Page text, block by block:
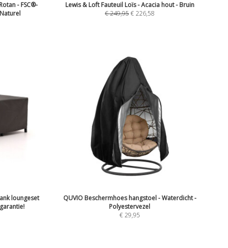
- FSC®-
Lewis & Loft Fauteuil Loïs - Acacia hout - Bruin
€249,95€226,58
loungeset
QUVIO Beschermhoes hangstoel - Waterdicht -
Polyestervezel
€29,95